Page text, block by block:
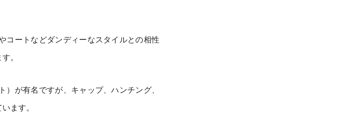
コートなどダンディーなスタイルとの相性
。
が有名ですが、キャップ、ハンチング、
ます。